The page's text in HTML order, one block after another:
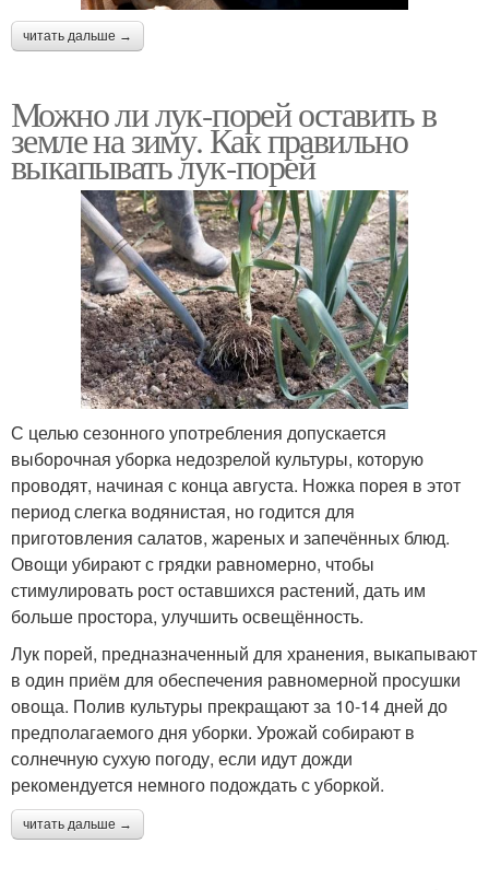
читать дальше →
Можно ли лук-порей оставить в
земле на зиму. Как правильно
выкапывать лук-порей
С целью сезонного употребления допускается
выборочная уборка недозрелой культуры, которую
проводят, начиная с конца августа. Ножка порея в этот
период слегка водянистая, но годится для
приготовления салатов, жареных и запечённых блюд.
Овощи убирают с грядки равномерно, чтобы
стимулировать рост оставшихся растений, дать им
больше простора, улучшить освещённость.
Лук порей, предназначенный для хранения, выкапывают
в один приём для обеспечения равномерной просушки
овоща. Полив культуры прекращают за 10-14 дней до
предполагаемого дня уборки. Урожай собирают в
солнечную сухую погоду, если идут дожди
рекомендуется немного подождать с уборкой.
читать дальше →